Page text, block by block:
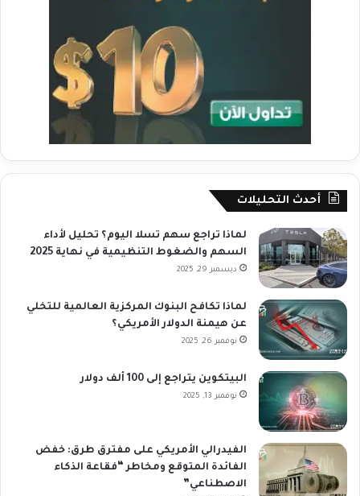
أحدث التحليلات
لماذا تراجع سهم تسلا اليوم؟ تحليل لأداء
السهم والضغوط التنظيمية في نهاية 2025
ديسمبر 29, 2025
لماذا تكافح البنوك المركزية العالمية للتخلي
عن هيمنة الدولار الأمريكي؟
نوفمبر 26, 2025
البيتكوين يتراجع إلى 100 ألف دولار
نوفمبر 13, 2025
الفيدرالي الأمريكي على مفترق طرق: خفض
الفائدة المتوقع ومخاطر “فقاعة الذكاء
الاصطناعي”